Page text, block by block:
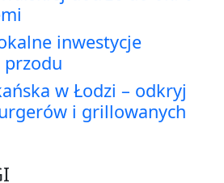
inwestycje
w Łodzi – odkryj
i grillowanych